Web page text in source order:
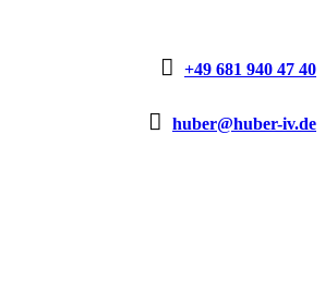
 +49 681 940 47 40
 huber@huber-iv.de